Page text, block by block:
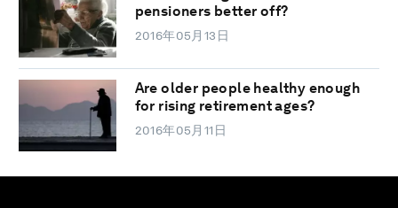
pensioners better off?
2016年05月13日
Are older people healthy enough
for rising retirement ages?
2016年05月11日